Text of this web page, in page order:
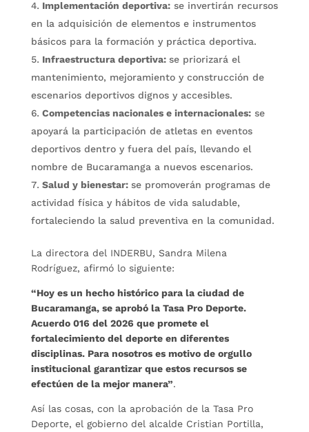
Implementación deportiva:se invertirán recursos
en la adquisición de elementos e instrumentos
básicos para la formación y práctica deportiva.
Infraestructura deportiva: se priorizará el
mantenimiento, mejoramiento y construcción de
escenarios deportivos dignos y accesibles.
Competencias nacionales e internacionales:se
apoyará la participación de atletas en eventos
deportivos dentro y fuera del país, llevando el
nombre de Bucaramanga a nuevos escenarios.
Salud y bienestar: se promoverán programas de
actividad física y hábitos de vida saludable,
fortaleciendo la salud preventiva en la comunidad.
La directora del INDERBU, Sandra Milena
Rodríguez, afirmó lo siguiente:
“Hoy es un hecho histórico para la ciudad de
Bucaramanga, se aprobó la Tasa Pro Deporte.
Acuerdo 016 del 2026 que promete el
fortalecimiento del deporte en diferentes
disciplinas. Para nosotros es motivo de orgullo
institucional garantizar que estos recursos se
efectúen de la mejor manera”.
Así las cosas, con la aprobación de la Tasa Pro
Deporte, el gobierno del alcalde Cristian Portilla,